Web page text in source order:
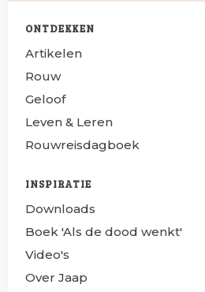
ONTDEKKEN
Artikelen
Rouw
Geloof
Leven & Leren
Rouwreisdagboek
INSPIRATIE
Downloads
Boek 'Als de dood wenkt'
Video's
Over Jaap